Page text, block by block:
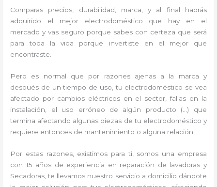
Comparas precios, durabilidad, marca, y al final habrás
adquirido el mejor electrodoméstico que hay en el
mercado y vas seguro porque sabes con certeza que será
para toda la vida porque invertiste en el mejor que
encontraste.
Pero es normal que por razones ajenas a la marca y
después de un tiempo de uso, tu electrodoméstico se vea
afectado por cambios eléctricos en el sector, fallas en la
instalación, el uso erróneo de algún producto (…) que
termina afectando algunas piezas de tu electrodoméstico y
requiere entonces de mantenimiento o alguna relación
Por estas razones, existimos para ti, somos una empresa
con 15 años de experiencia en reparación de lavadoras y
Secadoras, te llevamos nuestro servicio a domicilio dándote